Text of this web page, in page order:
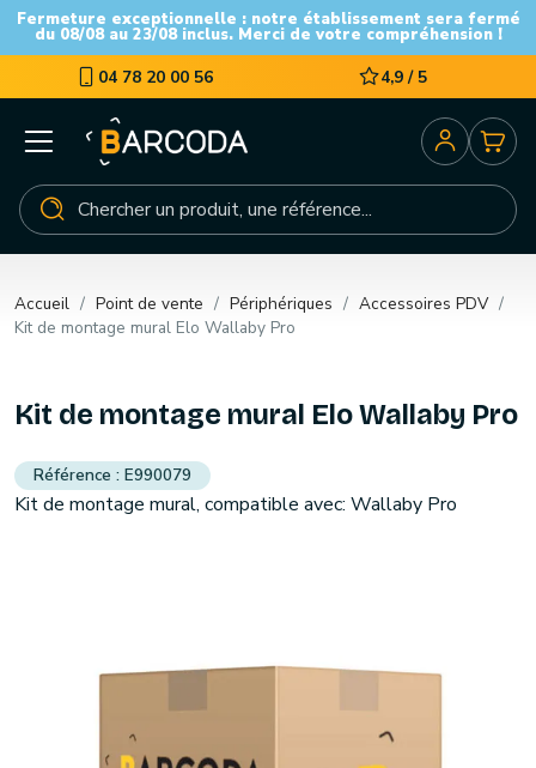
Fermeture exceptionnelle : notre établissement sera fermé
du 08/08 au 23/08 inclus. Merci de votre compréhension !
04 78 20 00 56 4,9 / 5
Accueil Point de vente Périphériques
Accessoires PDV
Kit de montage mural Elo Wallaby Pro
Kit de montage mural Elo Wallaby Pro
E990079
Kit de montage mural, compatible avec: Wallaby Pro